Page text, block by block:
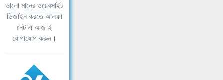
ভালো মানের ওয়েবসাইট
ডিজাইন করতে আলফা
নেট এ আজ ই
যোগাযোগ করুন।